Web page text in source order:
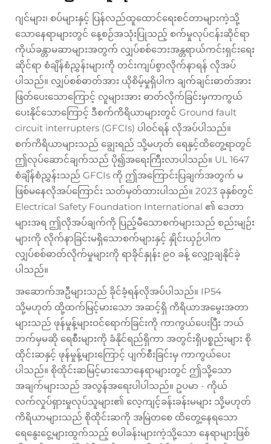
ဂျင်များ၊ စပ်များနှင့် ပြန်လည်ထူထောင်ရေးစင်တာများကဲ့သို့
သောနေရာများတွင် နေ့စဉ်အသုံးပြုသည့် စက်မှုလုပ်ငန်းဆိုင်ရာ
ကိုယ်ခန္တာမဆာများအတွက် လျှပ်စစ်ဘေးအန္တရာယ်ကင်းရှင်းရေး
ဆိုင်ရာ စံချိန်စံညွှန်းများကို တင်းကျပ်စွာလိုက်နာရန် လိုအပ်
ပါသည်။ လျှပ်စစ်ဓာတ်အား ယိုစိမ့်မှုရှိပါက ချက်ချင်းဓာတ်အား
ဖြတ်ပေးသောကြောင့် လူများအား ဓာတ်လိုက်ခြင်းမှကာကွယ်
ပေးနိုင်သောကြောင့် ဒီစက်ကိရိယာများတွင် Ground fault
circuit interrupters (GFCIs) ပါဝင်ရန် လိုအပ်ပါသည်။
စက်ကိရိယာများသည် ချွေးရည် သို့မဟုတ် ရေနှင့်ထိတွေ့ရာတွင်
ဤလုပ်ဆောင်ချက်သည် ပို၍အရေးကြီးလာပါသည်။ UL 1647
စံချိန်စံညွှန်းသည် GFCIs ကို ဤအကြောင်းပြချက်အတွက် မ
ဖြစ်မနေလိုအပ်ကြောင်း သတ်မှတ်ထားပါသည်။ 2023 ခုနှစ်တွင်
Electrical Safety Foundation International ၏ ဒေတာ
များအရ ဤလိုအပ်ချက်ကို ပြည့်မီသောစက်များသည် စည်းမျဉ်း
များကို လိုက်နာခြင်းမရှိသောစက်များနှင့် နှိုင်းယှဉ်ပါက
လျှပ်စစ်ဓာတ်လိုက်မှုများကို ရာခိုင်နှုန်း ၉၀ ခန့် လျှော့ချနိုင်ခဲ့
ပါသည်။
အဆောက်အဦများသည် ခိုင်ခံ့ရန်လိုအပ်ပါသည်။ IP54
သို့မဟုတ် ထို့ထက်မြင့်မားသော အဆင့်ရှိ ကိရိယာအမွေးအတာ
များသည် ဖုန်မှုန့်များဝင်ရောက်ခြင်းကို ကာကွယ်ပေးပြီး ဘယ်
ဘက်မှမဆို ရေစီးများကို ခံနိုင်ရည်ရှိကာ အတွင်းရှိပစ္စည်းများ စို
ထိုင်းဆနှင့် ဖုန်မှုန့်များကြောင့် ပျက်စီးခြင်းမှ ကာကွယ်ပေး
ပါသည်။ စိုထိုင်းဆမြင့်မားသောနေရာများတွင် ဤသို့သော
အချက်များသည် အလွန်အရေးပါပါသည်။ ဥပမာ - ကိုယ်
လက်လှုပ်ရှားမှုလုပ်သူများ၏ လေ့ကျင့်ခန်းခန်းမများ သို့မဟုတ်
ကိရိယာများသည် စိုထိုင်းဆကို အမြဲတစေ ထိတွေ့နေရသော
ရေနွေးငွေ့များထွက်သည့် စပါခန်းများကဲ့သို့သော နေရာများဖြစ်